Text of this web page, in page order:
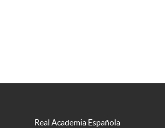
Real Academia Española